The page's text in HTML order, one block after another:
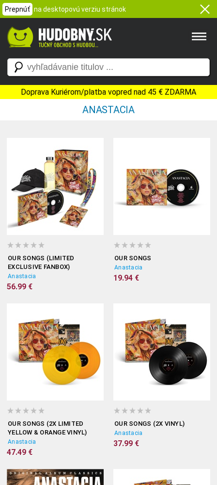
Prepnúť na desktopovú verziu stránok
Doprava Kuriérom/platba vopred nad 45 € ZDARMA
ANASTACIA
OUR SONGS (LIMITED
EXCLUSIVE FANBOX)
Anastacia
56.99 €
OUR SONGS
Anastacia
19.94 €
OUR SONGS (2X LIMITED
YELLOW & ORANGE VINYL)
Anastacia
47.49 €
OUR SONGS (2X VINYL)
Anastacia
37.99 €